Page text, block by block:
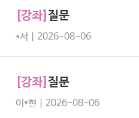
[강좌] 질문
*서 | 2026-08-06
[강좌] 질문
이*현 | 2026-08-06